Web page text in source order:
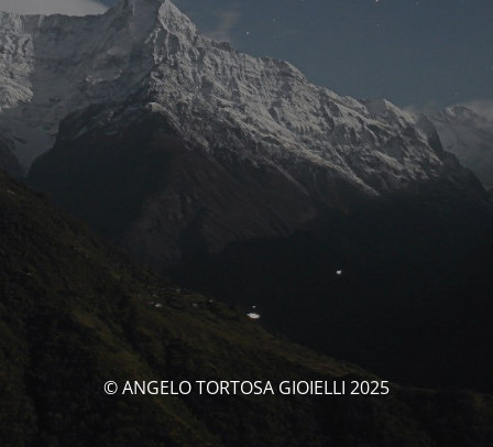
© ANGELO TORTOSA GIOIELLI 2025